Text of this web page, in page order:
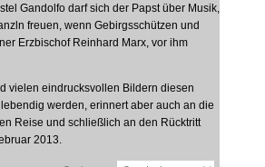
Gandolfo darf sich der Papst über Musik,
freuen, wenn Gebirgsschützen und
Erzbischof Reinhard Marx, vor ihm
vielen eindrucksvollen Bildern diesen
werden, erinnert aber auch an die
Reise und schließlich an den Rücktritt
2013.